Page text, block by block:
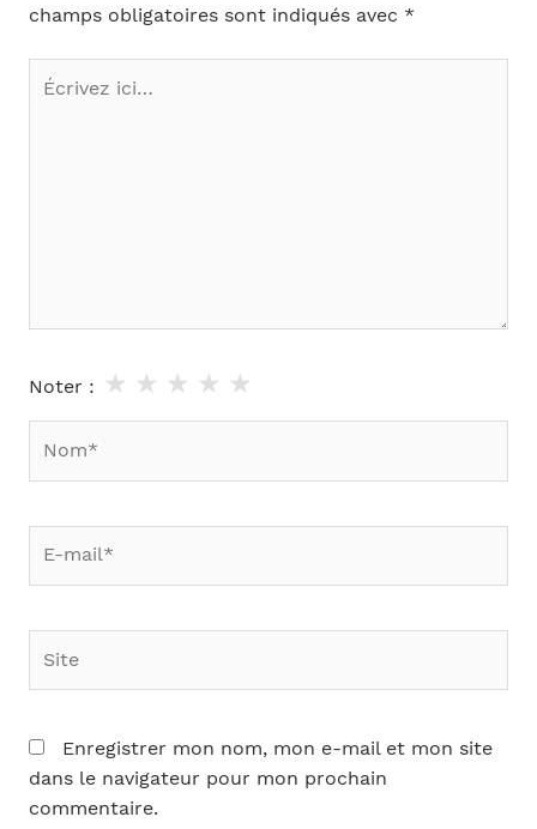
champs obligatoires sont indiqués avec *
Écrivez
Noter : ★
★
★
★
★
Enregistrer mon nom, mon e-mail et mon site
dans le navigateur pour mon prochain
commentaire.